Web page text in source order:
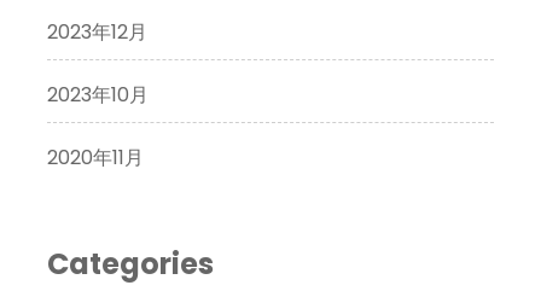
2023年12月
2023年10月
2020年11月
Categories